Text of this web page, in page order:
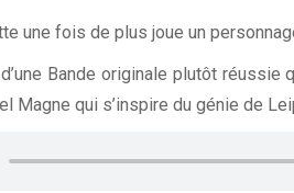
une fois de plus joue un
Bande originale plutôt
Magne qui s’inspire du génie de